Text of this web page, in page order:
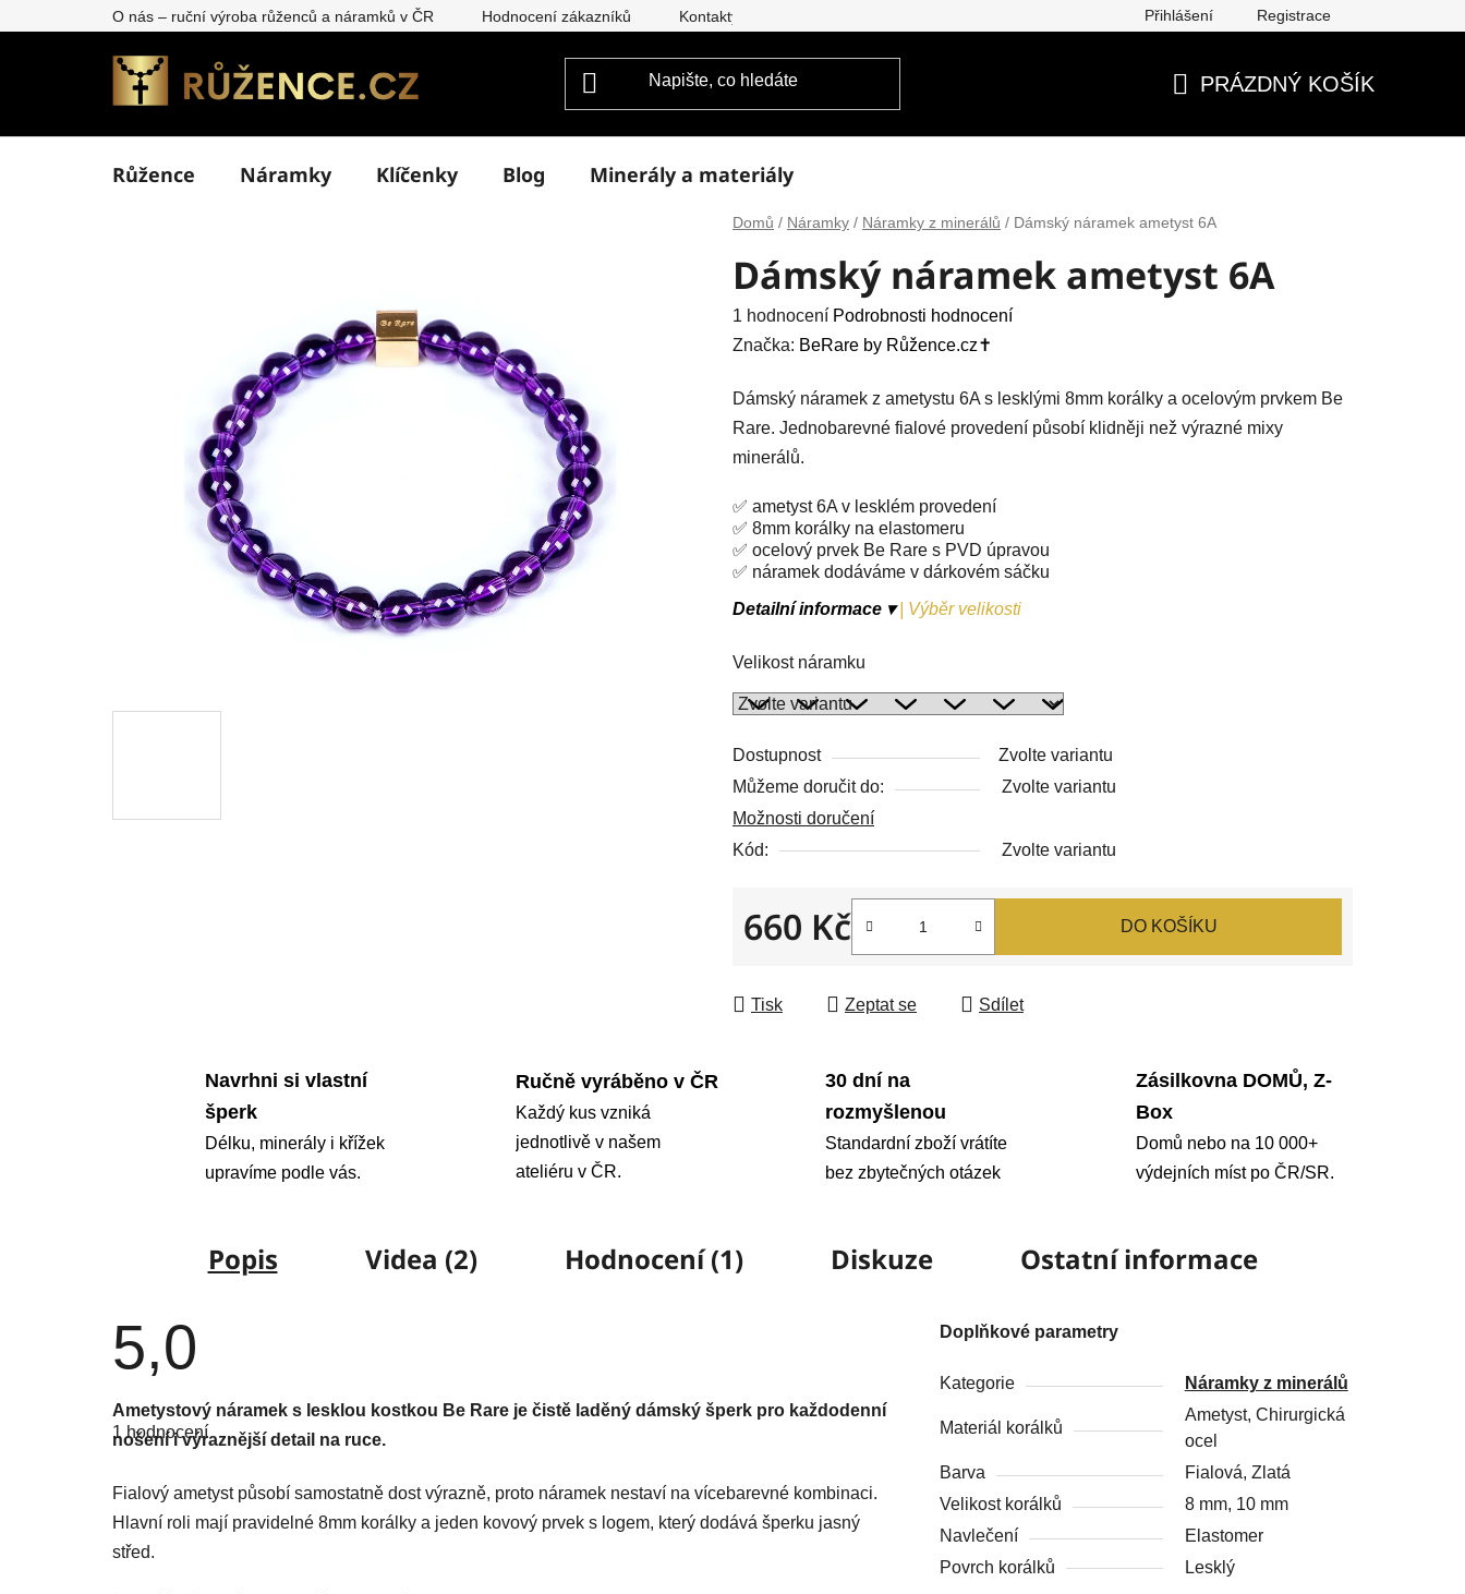
na
O nás – ruční výroba růženců a náramků v ČR Hodnocení zákazníků Kontakty Výměna, vrácení, reklamace Obchodní podmínky
Přihlášení Registrace
PRÁZDNÝ KOŠÍK
Růžence Náramky Klíčenky Blog Minerály a materiály
Domů / Náramky / Náramky z minerálů / Dámský náramek ametyst 6A
Dámský náramek ametyst 6A
Průměrné
hodnocení
je
5,0
z
hvězdiček.
1 hodnocení Podrobnosti hodnocení
Značka: BeRare by Růžence.cz✝️
Dámský náramek z ametystu 6A s lesklými 8mm korálky a ocelovým prvkem Be
Rare. Jednobarevné fialové provedení působí klidněji než výrazné mixy
minerálů.
✅ ametyst 6A v lesklém provedení
✅ 8mm korálky na elastomeru
✅ ocelový prvek Be Rare s PVD úpravou
✅ náramek dodáváme v dárkovém sáčku
Detailní informace ▾
Výběr velikosti
Velikost náramku
Dostupnost
Zvolte variantu
Můžeme doručit do:
Zvolte variantu
Možnosti doručení
Kód:
Zvolte variantu
660 Kč DO KOŠÍKU
Tisk Zeptat se Sdílet
Navrhni si vlastní
šperk
Délku, minerály i křížek
upravíme podle vás.
Ručně vyráběno v ČR
Každý kus vzniká
jednotlivě v našem
ateliéru v ČR.
30 dní na
rozmyšlenou
Standardní zboží vrátíte
bez zbytečných otázek
Zásilkovna DOMŮ, Z-
Box
Domů nebo na 10 000+
výdejních míst po ČR/SR.
Popis Videa (2) Hodnocení (1) Diskuze Ostatní informace
5,0
Průměrné
hodnocení
produktu
z
5
hvězdiček.
1 hodnocení
Ametystový náramek s lesklou kostkou Be Rare je čistě laděný dámský šperk pro každodenní
nošení i výraznější detail na ruce.
Fialový ametyst působí samostatně dost výrazně, proto náramek nestaví na vícebarevné kombinaci.
Hlavní roli mají pravidelné 8mm korálky a jeden kovový prvek s logem, který dodává šperku jasný
střed.
Doplňkové parametry
Kategorie Náramky z minerálů
Materiál korálků
Ametyst, Chirurgická
ocel
Barva
Fialová, Zlatá
Velikost korálků
8 mm, 10 mm
Navlečení
Elastomer
Povrch korálků
Lesklý